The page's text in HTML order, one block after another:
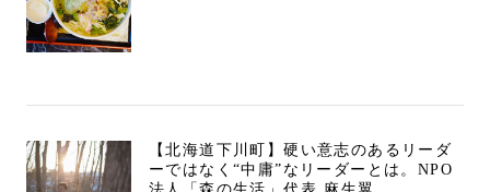
【北海道下川町】硬い意志のあるリーダ
ーではなく“中庸”なリーダーとは。NPO